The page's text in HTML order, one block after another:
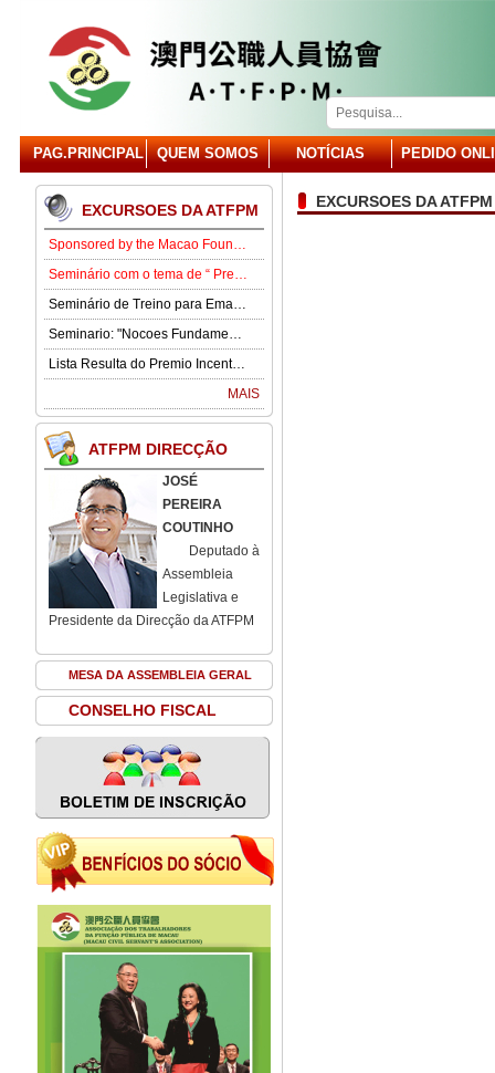
PAG.PRINCIPAL QUEM SOMOS NOTÍCIAS PEDIDO
EXCURSOES DA ATFPM
Sponsored by the Macao Foundation, the Macau Civil Servants Association (ATFPM) will organize the “Job Opportunities for Youth Seminar” at 3:00 p.m. on 15 August in our Association . Our guest speaker is Lawmaker José Pereira Coutinho.
Seminário com o tema de “ Prevenção e Controlo da Gota” .
Seminário de Treino para Emagrecimento.
Seminario: "Nocoes Fundamentais de Direito Comercialde Macau: Regime das Sociedades Comerciais,Orgaos Sociais, Direitos e Obrigagoes dos Socios"
Lista Resulta do Premio Incentivo 2026
MAIS
ATFPM DIRECÇÃO
JOSÉ
PEREIRA
COUTINHO
Deputado à
Assembleia
Legislativa e
Presidente da Direcção da ATFPM
MESA DA ASSEMBLEIA GERAL
CONSELHO FISCAL
EXCURSOES DA ATFPM